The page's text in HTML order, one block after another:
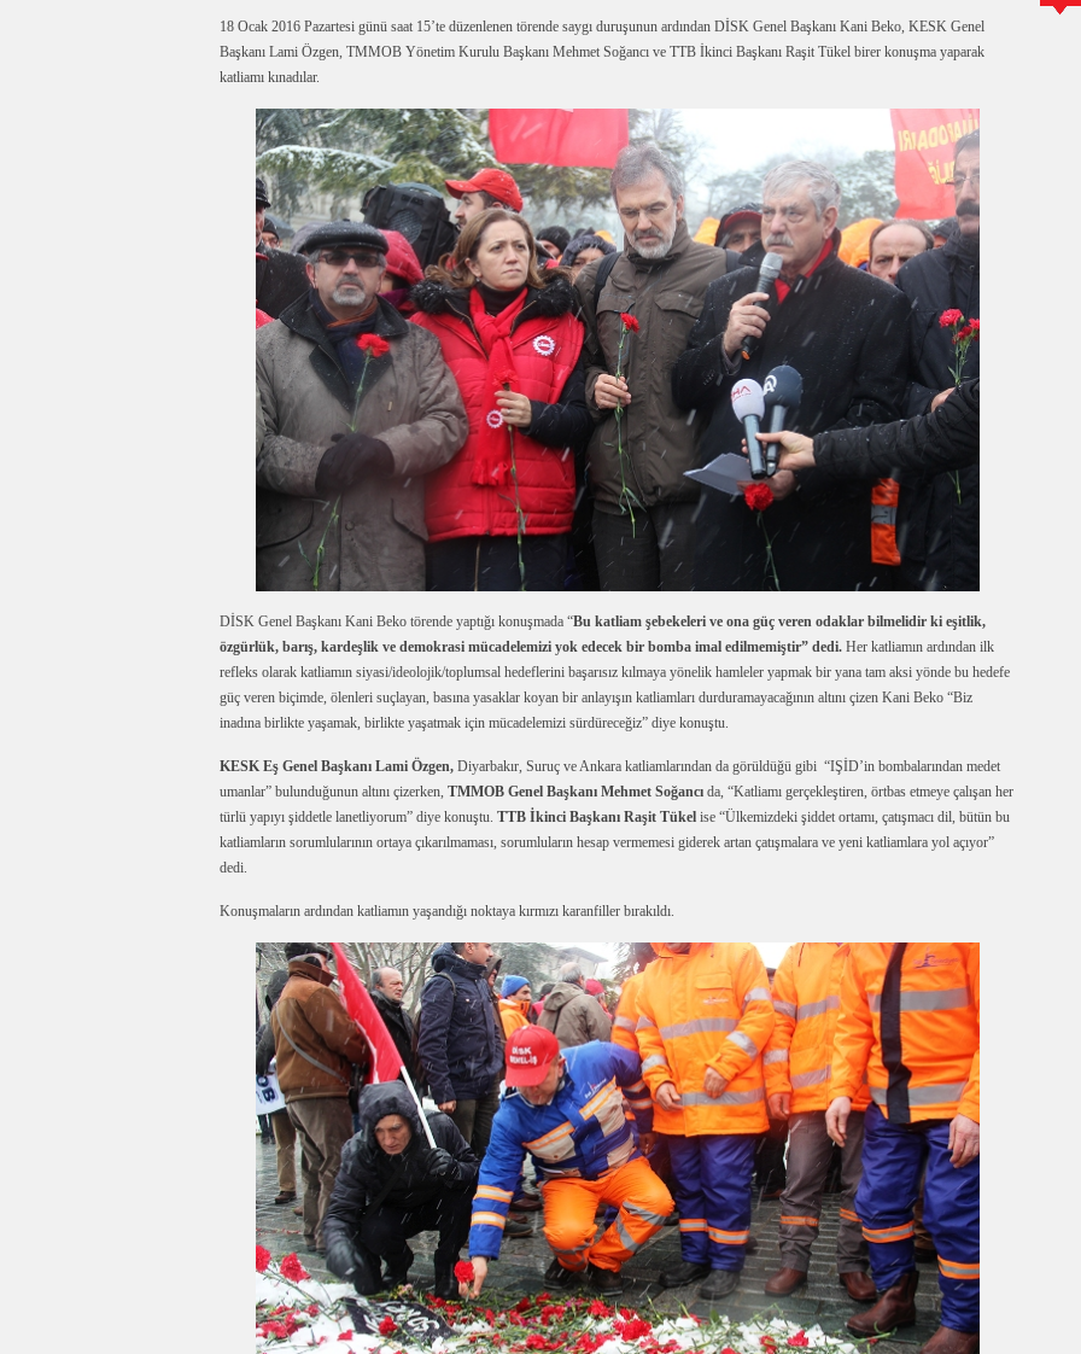
18 Ocak 2016 Pazartesi günü saat 15’te düzenlenen törende saygı duruşunun ardından DİSK Genel Başkanı Kani Beko, KESK Genel
Başkanı Lami Özgen, TMMOB Yönetim Kurulu Başkanı Mehmet Soğancı ve TTB İkinci Başkanı Raşit Tükel birer konuşma yaparak
katliamı kınadılar.
DİSK Genel Başkanı Kani Beko törende yaptığı konuşmada “Bu katliam şebekeleri ve ona güç veren odaklar bilmelidir ki eşitlik,
özgürlük, barış, kardeşlik ve demokrasi mücadelemizi yok edecek bir bomba imal edilmemiştir” dedi. Her katliamın ardından ilk
refleks olarak katliamın siyasi/ideolojik/toplumsal hedeflerini başarısız kılmaya yönelik hamleler yapmak bir yana tam aksi yönde bu hedefe
güç veren biçimde, ölenleri suçlayan, basına yasaklar koyan bir anlayışın katliamları durduramayacağının altını çizen Kani Beko “Biz
inadına birlikte yaşamak, birlikte yaşatmak için mücadelemizi sürdüreceğiz” diye konuştu.
KESK Eş Genel Başkanı Lami Özgen, Diyarbakır, Suruç ve Ankara katliamlarından da görüldüğü gibi “IŞİD’in bombalarından medet
umanlar” bulunduğunun altını çizerken, TMMOB Genel Başkanı Mehmet Soğancı da, “Katliamı gerçekleştiren, örtbas etmeye çalışan her
türlü yapıyı şiddetle lanetliyorum” diye konuştu. TTB İkinci Başkanı Raşit Tükel ise “Ülkemizdeki şiddet ortamı, çatışmacı dil, bütün bu
katliamların sorumlularının ortaya çıkarılmaması, sorumluların hesap vermemesi giderek artan çatışmalara ve yeni katliamlara yol açıyor”
dedi.
Konuşmaların ardından katliamın yaşandığı noktaya kırmızı karanfiller bırakıldı.